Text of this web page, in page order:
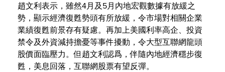
趙文利表示，雖然4月及5月內地宏觀數據有放緩之
勢，顯示經濟復甦勢頭有所放緩，令市場對相關企業
業績復甦前景存有疑慮。再加上美國利率高企、投資
禁令及外資減持擔憂等事件擾動，令大型互聯網龍頭
股價面臨壓力。但趙文利認爲，伴隨內地經濟穩步復
甦，美息回落，互聯網股票有望反彈。